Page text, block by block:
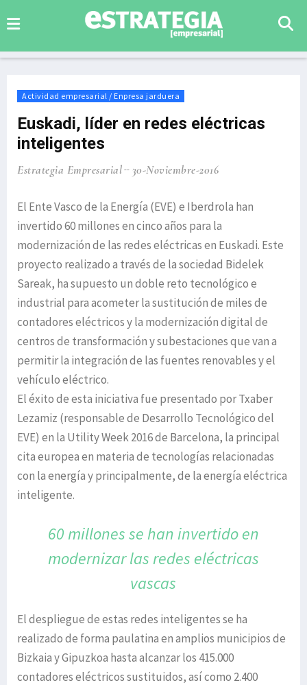
Actividad empresarial / Enpresa jarduera
Euskadi, líder en redes eléctricas
inteligentes
Estrategia Empresarial 30-Noviembre-2016
El Ente Vasco de la Energía (EVE) e Iberdrola han
invertido 60 millones en cinco años para la
modernización de las redes eléctricas en Euskadi. Este
proyecto realizado a través de la sociedad Bidelek
Sareak, ha supuesto un doble reto tecnológico e
industrial para acometer la sustitución de miles de
contadores eléctricos y la modernización digital de
centros de transformación y subestaciones que van a
permitir la integración de las fuentes renovables y el
vehículo eléctrico.
El éxito de esta iniciativa fue presentado por Txaber
Lezamiz (responsable de Desarrollo Tecnológico del
EVE) en la Utility Week 2016 de Barcelona, la principal
cita europea en materia de tecnologías relacionadas
con la energía y principalmente, de la energía eléctrica
inteligente.
60 millones se han invertidoen
modernizar las redes eléctricas
vascas
El despliegue de estas redes inteligentes se ha
realizado de forma paulatina en amplios municipios de
Bizkaia y Gipuzkoa hasta alcanzar los 415.000
contadores eléctricos sustituidos, así como 2.400